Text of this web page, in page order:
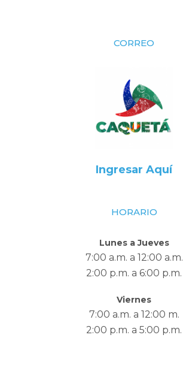
CORREO
Ingresar Aquí
HORARIO
Lunes a Jueves
7:00 a.m. a 12:00 a.m.
2:00 p.m. a 6:00 p.m.
Viernes
7:00 a.m. a 12:00 m.
2:00 p.m. a 5:00 p.m.